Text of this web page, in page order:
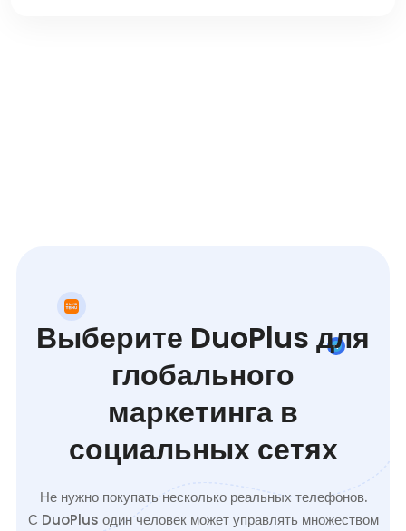
Выберите DuoPlus для
глобального
маркетинга в
социальных сетях
Не нужно покупать несколько реальных телефонов.
С DuoPlus один человек может управлять множеством